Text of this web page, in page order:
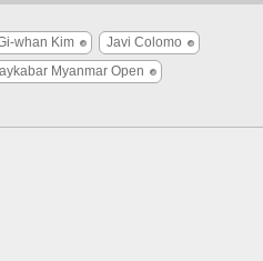
whan Kim
Javi Colomo
Myanmar Open